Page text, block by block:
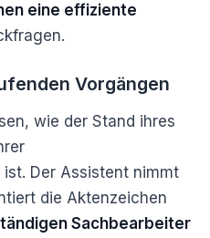
eine effiziente
Vorgängen
wie der Stand ihres
Der Assistent nimmt
die Aktenzeichen
Sachbearbeiter